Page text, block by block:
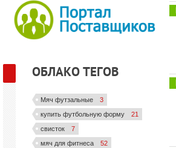
ОБЛАКО ТЕГОВ
Мяч футзальные
3
купить футбольную форму
21
свисток
7
мяч для фитнеса
52